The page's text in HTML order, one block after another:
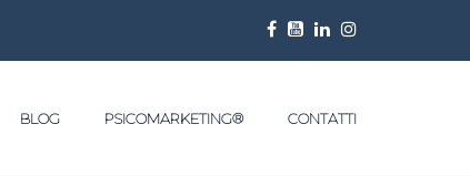
BLOG PSICOMARKETING® CONTATTI